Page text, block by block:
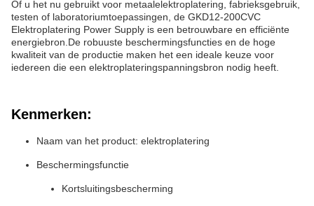
Of u het nu gebruikt voor metaalelektroplatering, fabrieksgebruik,
testen of laboratoriumtoepassingen, de GKD12-200CVC
Elektroplatering Power Supply is een betrouwbare en efficiënte
energiebron.De robuuste beschermingsfuncties en de hoge
kwaliteit van de productie maken het een ideale keuze voor
iedereen die een elektroplateringspanningsbron nodig heeft.
Kenmerken:
Naam van het product: elektroplatering
Beschermingsfunctie
Kortsluitingsbescherming